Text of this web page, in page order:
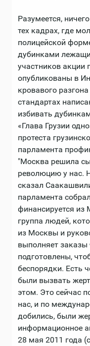
Разумеется,
тех кадрах, где
полицейской
дубинками
участников акции
опубликованы в
кровавого
стандартах
избивать
«Глава Грузии
протеста
парламента
"Москва решила
революцию у нас.
сказал
парламента
финансируется
группа людей,
из Москвы и
выполняет
подготовлены,
беспорядки. Есть
были вызвать
этом. Это сейчас
нас, и по
добились, были
информационное
28 мая 2011 года